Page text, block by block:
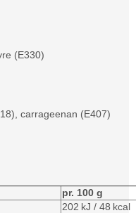
(E330)
carrageenan (E407)
pr. 100 g
202 kJ / 48 kcal